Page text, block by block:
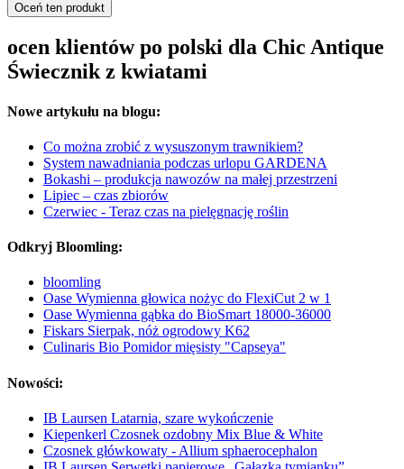
Oceń ten produkt
ocen klientów po polski dla Chic Antique
Świecznik z kwiatami
Nowe artykułu na blogu:
Co można zrobić z wysuszonym trawnikiem?
System nawadniania podczas urlopu GARDENA
Bokashi – produkcja nawozów na małej przestrzeni
Lipiec – czas zbiorów
Czerwiec - Teraz czas na pielęgnację roślin
Odkryj Bloomling:
bloomling
Oase Wymienna głowica nożyc do FlexiCut 2 w 1
Oase Wymienna gąbka do BioSmart 18000-36000
Fiskars Sierpak, nóż ogrodowy K62
Culinaris Bio Pomidor mięsisty "Capseya"
Nowości:
IB Laursen Latarnia, szare wykończenie
Kiepenkerl Czosnek ozdobny Mix Blue & White
Czosnek główkowaty - Allium sphaerocephalon